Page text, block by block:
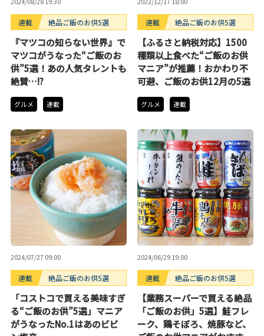
連載 絶品ご飯のお供5選
『マツコの知らない世界』で
マツコがうなった“ご飯のお
供”5選！あの人気タレントも
絶賛…!?
グルメ 連載
連載 絶品ご飯のお供5選
【ふるさと納税対応】1500
種類以上食べた“ご飯のお供
マニア”が推薦！おかわり不
可避、ご飯のお供12月の5選
グルメ 連載
2024/07/27 09:00
連載 絶品ご飯のお供5選
「コストコで買える美味すぎ
る“ご飯のお供”5選」マニア
がうなったNo.1はあのビビ
2024/06/29 19:00
連載 絶品ご飯のお供5選
【業務スーパーで買える絶品
「ご飯のお供」5選】鮭フレ
ーク、鶏そぼろ、焼豚など、